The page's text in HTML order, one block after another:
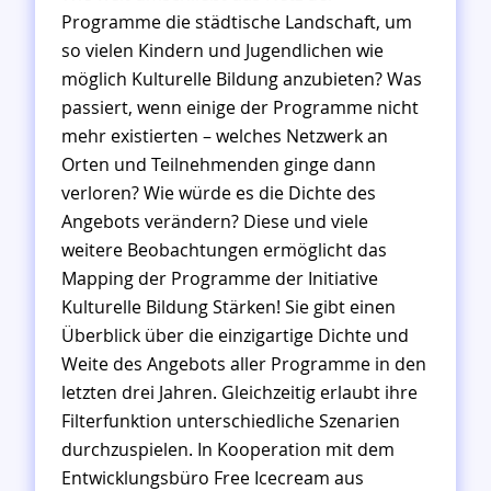
l
i
n
u
l
u
r
e
l
l
B
i
l
d
u
S
t
ä
r
Programme die städtische Landschaft, um
so vielen Kindern und Jugendlichen wie
möglich Kulturelle Bildung anzubieten? Was
passiert, wenn einige der Programme nicht
mehr existierten – welches Netzwerk an
Orten und Teilnehmenden ginge dann
verloren? Wie würde es die Dichte des
Angebots verändern? Diese und viele
weitere Beobachtungen ermöglicht das
Mapping der Programme der Initiative
Kulturelle Bildung Stärken! Sie gibt einen
Überblick über die einzigartige Dichte und
Weite des Angebots aller Programme in den
letzten drei Jahren. Gleichzeitig erlaubt ihre
Filterfunktion unterschiedliche Szenarien
durchzuspielen. In Kooperation mit dem
Entwicklungsbüro Free Icecream aus